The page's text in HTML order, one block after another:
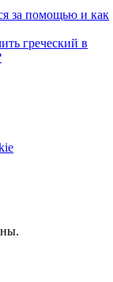
за помощью и как
греческий в